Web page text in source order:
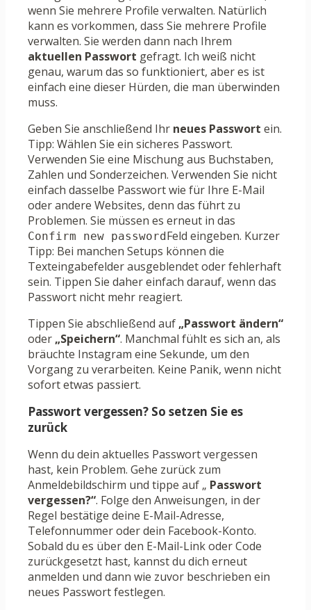
wenn Sie mehrere Profile verwalten. Natürlich
kann es vorkommen, dass Sie mehrere Profile
verwalten. Sie werden dann nach Ihrem
aktuellen Passwort gefragt. Ich weiß nicht
genau, warum das so funktioniert, aber es ist
einfach eine dieser Hürden, die man überwinden
muss.
Geben Sie anschließend Ihr neues Passwort ein.
Tipp: Wählen Sie ein sicheres Passwort.
Verwenden Sie eine Mischung aus Buchstaben,
Zahlen und Sonderzeichen. Verwenden Sie nicht
einfach dasselbe Passwort wie für Ihre E-Mail
oder andere Websites, denn das führt zu
Problemen. Sie müssen es erneut in das
Confirm new password Feld eingeben. Kurzer
Tipp: Bei manchen Setups können die
Texteingabefelder ausgeblendet oder fehlerhaft
sein. Tippen Sie daher einfach darauf, wenn das
Passwort nicht mehr reagiert.
Tippen Sie abschließend auf „Passwort ändern“
oder „Speichern“. Manchmal fühlt es sich an, als
bräuchte Instagram eine Sekunde, um den
Vorgang zu verarbeiten. Keine Panik, wenn nicht
sofort etwas passiert.
Passwort vergessen? So setzen Sie es
zurück
Wenn du dein aktuelles Passwort vergessen
hast, kein Problem. Gehe zurück zum
Anmeldebildschirm und tippe auf „ Passwort
vergessen?“. Folge den Anweisungen, in der
Regel bestätige deine E-Mail-Adresse,
Telefonnummer oder dein Facebook-Konto.
Sobald du es über den E-Mail-Link oder Code
zurückgesetzt hast, kannst du dich erneut
anmelden und dann wie zuvor beschrieben ein
neues Passwort festlegen.